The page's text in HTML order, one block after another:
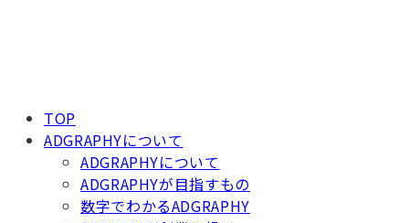
TOP
ADGRAPHYについて
ADGRAPHYについて
ADGRAPHYが目指すもの
数字でわかるADGRAPHY